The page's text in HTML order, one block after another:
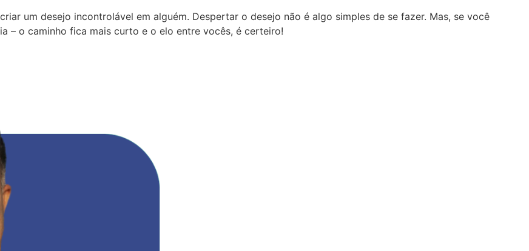
um desejo incontrolável em alguém. Despertar o desejo não é algo simples de se fazer. Mas, se você
– o caminho fica mais curto e o elo entre vocês, é certeiro!